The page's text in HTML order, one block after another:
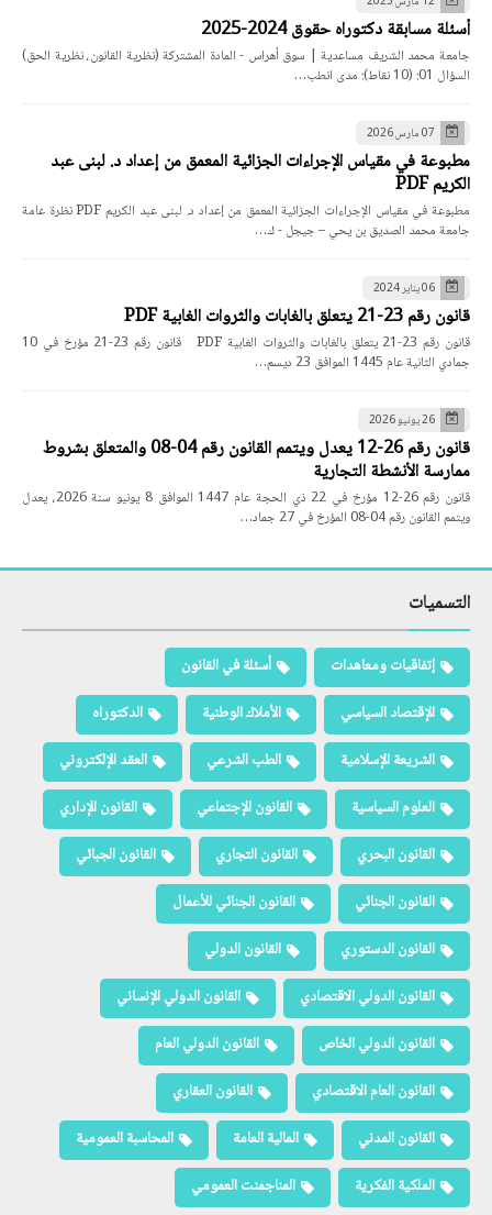
أسئلة مسابقة دكتوراه حقوق 2024-2025
جامعة محمد الشريف مساعدية | سوق أهراس - المادة المشتركة (نظرية القانون، نظرية الحق)
السؤال 01: (10 نقاط): مدى انطب…
07 مارس 2026
مطبوعة في مقياس الإجراءات الجزائية المعمق من إعداد د. لبنى عبد
الكريم PDF
مطبوعة في مقياس الإجراءات الجزائية المعمق من إعداد د. لبنى عبد الكريم PDF نظرة عامة
جامعة محمد الصديق بن يحي – جيجل - ك…
06 يناير 2024
قانون رقم 23-21 يتعلق بالغابات والثروات الغابية PDF
قانون رقم 23-21 يتعلق بالغابات والثروات الغابية PDF قانون رقم 23-21 مؤرخ في 10
جمادي الثانية عام 1445 الموافق 23 ديسم…
26 يونيو 2026
قانون رقم 26-12 يعدل ويتمم القانون رقم 04-08 والمتعلق بشروط
ممارسة الأنشطة التجارية
قانون رقم 26-12 مؤرخ في 22 ذي الحجة عام 1447 الموافق 8 يونيو سنة 2026، يعدل
ويتمم القانون رقم 04-08 المؤرخ في 27 جماد…
التسميات
إتفاقيات ومعاهدات
أسئلة في القانون
الإقتصاد السياسي
الأملاك الوطنية
الدكتوراه
الشريعة الإسلامية
الطب الشرعي
العقد الإلكتروني
العلوم السياسية
القانون الإجتماعي
القانون الإداري
القانون البحري
القانون التجاري
القانون الجبائي
القانون الجنائي
القانون الجنائي للأعمال
القانون الدستوري
القانون الدولي
القانون الدولي الاقتصادي
القانون الدولي الإنساني
القانون الدولي الخاص
القانون الدولي العام
القانون العام الاقتصادي
القانون العقاري
القانون المدني
المالية العامة
المحاسبة العمومية
الملكية الفكرية
المناجمنت العمومي